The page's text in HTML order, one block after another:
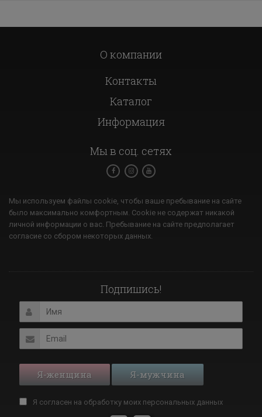
О компании
Контакты
Каталог
Информация
Мы в соц. сетях
Мы используем файлы cookie, чтобы ваше пребывание на сайте
было максимально комфортным. Cookie не содержат никакой
личной информации о вас. Пребывание на сайте предполагает
согласие со сбором некоторых данных.
Подпишись!
Я-женщина Я-мужчина
Я согласен на обработку моих персональных данных